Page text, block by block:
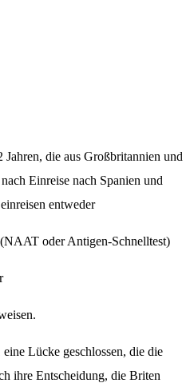
Jahren, die aus Großbritannien und
Einreise nach Spanien und
entweder
oder Antigen-Schnelltest)
Lücke geschlossen, die die
ihre Entscheidung, die Briten